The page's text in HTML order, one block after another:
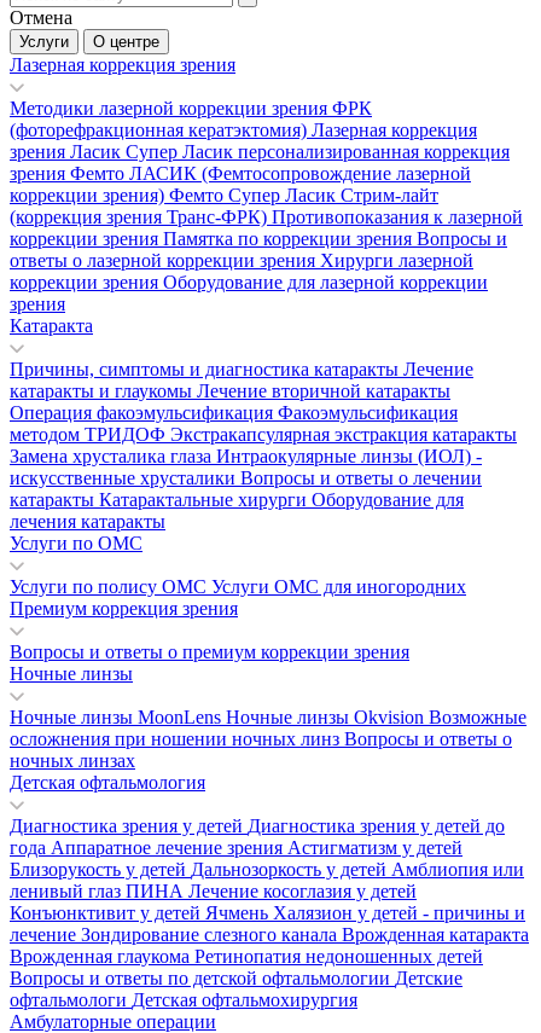
Отмена
Услуги О центре
Лазерная коррекция зрения
Методики лазерной коррекции зрения ФРК
(фоторефракционная кератэктомия) Лазерная коррекция
зрения Ласик Супер Ласик персонализированная коррекция
зрения Фемто ЛАСИК (Фемтосопровождение лазерной
коррекции зрения) Фемто Супер Ласик Стрим-лайт
(коррекция зрения Транс-ФРК) Противопоказания к лазерной
коррекции зрения Памятка по коррекции зрения Вопросы и
ответы о лазерной коррекции зрения Хирурги лазерной
коррекции зрения Оборудование для лазерной коррекции
зрения
Катаракта
Причины, симптомы и диагностика катаракты Лечение
катаракты и глаукомы Лечение вторичной катаракты
Операция факоэмульсификация Факоэмульсификация
методом ТРИДОФ Экстракапсулярная экстракция катаракты
Замена хрусталика глаза Интраокулярные линзы (ИОЛ) -
искусственные хрусталики Вопросы и ответы о лечении
катаракты Катарактальные хирурги Оборудование для
лечения катаракты
Услуги по ОМС
Услуги по полису ОМС Услуги ОМС для иногородних
Премиум коррекция зрения
Вопросы и ответы о премиум коррекции зрения
Ночные линзы
Ночные линзы MoonLens Ночные линзы Okvision Возможные
осложнения при ношении ночных линз Вопросы и ответы о
ночных линзах
Детская офтальмология
Диагностика зрения у детей Диагностика зрения у детей до
года Аппаратное лечение зрения Астигматизм у детей
Близорукость у детей Дальнозоркость у детей Амблиопия или
ленивый глаз ПИНА Лечение косоглазия у детей
Конъюнктивит у детей Ячмень Халязион у детей - причины и
лечение Зондирование слезного канала Врожденная катаракта
Врожденная глаукома Ретинопатия недоношенных детей
Вопросы и ответы по детской офтальмологии Детские
офтальмологи Детская офтальмохирургия
Амбулаторные операции